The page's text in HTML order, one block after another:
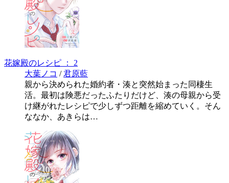
花嫁殿のレシピ ： 2
大葉ノコ /君原藍
親から決められた婚約者・湊と突然始まった同棲生
活。最初は険悪だったふたりだけど、湊の母親から受
け継がれたレシピで少しずつ距離を縮めていく。そん
ななか、あきらは…